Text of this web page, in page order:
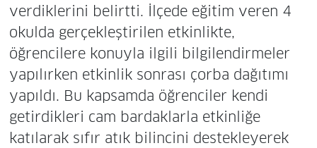
verdiklerini belirtti. İlçede eğitim veren 4
okulda gerçekleştirilen etkinlikte,
öğrencilere konuyla ilgili bilgilendirmeler
yapılırken etkinlik sonrası çorba dağıtımı
yapıldı. Bu kapsamda öğrenciler kendi
getirdikleri cam bardaklarla etkinliğe
katılarak sıfır atık bilincini destekleyerek